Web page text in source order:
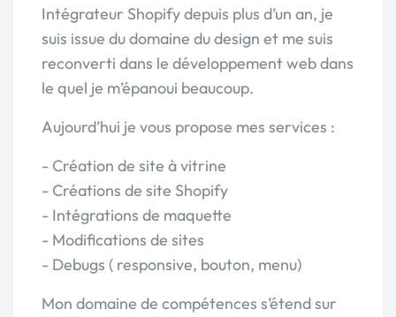
Intégrateur Shopify depuis plus d’un an, je
suis issue du domaine du design et me suis
reconverti dans le développement web dans
le quel je m’épanoui beaucoup.
Aujourd’hui je vous propose mes services :
- Création de site à vitrine
- Créations de site Shopify
- Intégrations de maquette
- Modifications de sites
- Debugs ( responsive, bouton, menu)
Mon domaine de compétences s’étend sur